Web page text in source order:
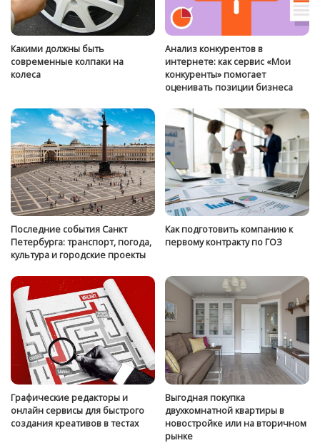
Какими должны быть
современные колпаки на
колеса
Анализ конкурентов в
интернете: как сервис «Мои
конкуренты» помогает
оценивать позиции бизнеса
Последние события Санкт
Петербурга: транспорт, погода,
культура и городские проекты
Как подготовить компанию к
первому контракту по ГОЗ
Графические редакторы и
онлайн сервисы для быстрого
создания креативов в тестах
Выгодная покупка
двухкомнатной квартиры в
новостройке или на вторичном
рынке